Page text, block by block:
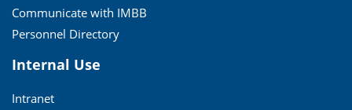
Communicate with IMBB
Personnel Directory
Internal Use
Intranet